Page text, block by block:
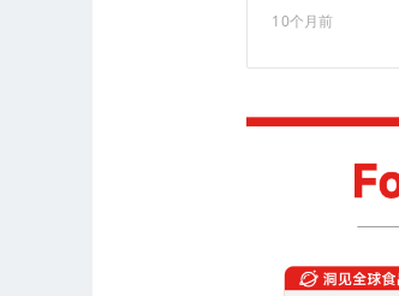
利华北亚区食品
黄铃艳等行业内
10个月前